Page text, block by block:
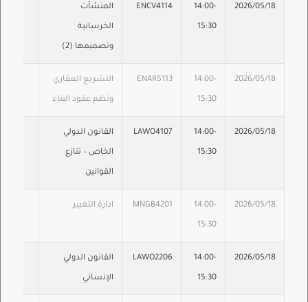
2026/05/18
14:00-
15:30
ENCV4114 المنشآت
الخرسانية
وتصميمها (2)
2026/05/18
14:00-
15:30
ENAR5113 التشريع العقاري
ونظم عقود البناء
2026/05/18
14:00-
15:30
LAWO4107 القانون الدولي
الخاص – تنازع
القوانين
2026/05/18
14:00-
15:30
MNGB4201 ادارة التغيير
2026/05/18
14:00-
15:30
LAWO2206 القانون الدولي
الإنساني